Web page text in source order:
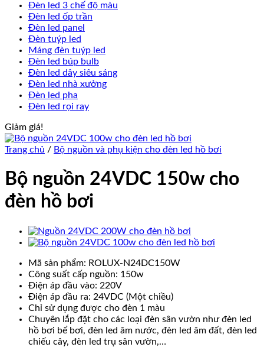
Đèn led 3 chế độ màu
Đèn led ốp trần
Đèn led panel
Đèn tuýp led
Máng đèn tuýp led
Đèn led búp bulb
Đèn led dây siêu sáng
Đèn led nhà xưởng
Đèn led pha
Đèn led rọi ray
Giảm giá!
Trang chủ / Bộ nguồn và phụ kiện cho đèn led hồ bơi
Bộ nguồn 24VDC 150w cho
đèn hồ bơi
Mã sản phẩm: ROLUX-N24DC150W
Công suất cấp nguồn: 150w
Điện áp đầu vào: 220V
Điện áp đầu ra: 24VDC (Một chiều)
Chỉ sử dụng được cho đèn 1 màu
Chuyên lắp đặt cho các loại đèn sân vườn như đèn led
hồ bơi bể bơi, đèn led âm nước, đèn led âm đất, đèn led
chiếu cây, đèn led trụ sân vườn,…